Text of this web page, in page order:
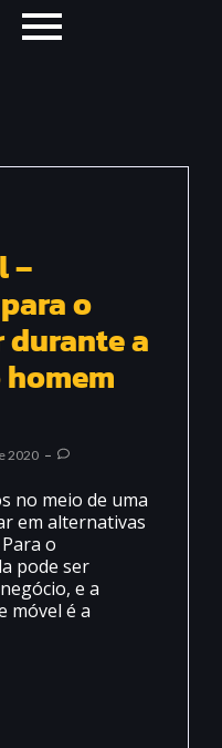
–
o
durante a
2020
no meio de uma
em alternativas
o
pode ser
e a
móvel é a